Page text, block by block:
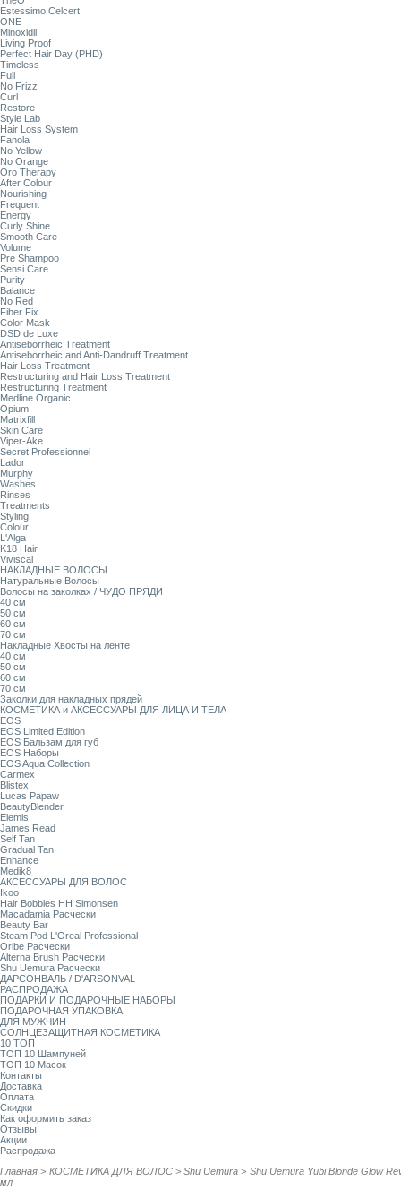
Estessimo Celcert
ONE
Minoxidil
Living Proof
Perfect Hair Day (PHD)
Timeless
Full
No Frizz
Curl
Restore
Style Lab
Hair Loss System
Fanola
No Yellow
No Orange
Oro Therapy
After Colour
Nourishing
Frequent
Energy
Curly Shine
Smooth Care
Volume
Pre Shampoo
Sensi Care
Purity
Balance
No Red
Fiber Fix
Color Mask
DSD de Luxe
Antiseborrheic Treatment
Antiseborrheic and Anti-Dandruff Treatment
Hair Loss Treatment
Restructuring and Hair Loss Treatment
Restructuring Treatment
Medline Organic
Opium
Matrixfill
Skin Care
Viper-Ake
Secret Professionnel
Lador
Murphy
Washes
Rinses
Treatments
Styling
Colour
L'Alga
K18 Hair
Viviscal
НАКЛАДНЫЕ ВОЛОСЫ
Натуральные Волосы
Волосы на заколках / ЧУДО ПРЯДИ
40 см
50 см
60 см
70 см
Накладные Хвосты на ленте
40 см
50 см
60 см
70 см
Заколки для накладных прядей
КОСМЕТИКА и АКСЕССУАРЫ ДЛЯ ЛИЦА И ТЕЛА
EOS
EOS Limited Edition
EOS Бальзам для губ
EOS Наборы
EOS Aqua Collection
Carmex
Blistex
Lucas Papaw
BeautyBlender
Elemis
James Read
Self Tan
Gradual Tan
Enhance
Medik8
АКСЕССУАРЫ ДЛЯ ВОЛОС
Ikoo
Hair Bobbles HH Simonsen
Macadamia Расчески
Beauty Bar
Steam Pod L'Oreal Professional
Oribe Расчески
Alterna Brush Расчески
Shu Uemura Расчески
ДАРСОНВАЛЬ / D'ARSONVAL
РАСПРОДАЖА
ПОДАРКИ И ПОДАРОЧНЫЕ НАБОРЫ
ПОДАРОЧНАЯ УПАКОВКА
ДЛЯ МУЖЧИН
СОЛНЦЕЗАЩИТНАЯ КОСМЕТИКА
10 ТОП
ТОП 10 Шампуней
ТОП 10 Масок
Контакты
Доставка
Оплата
Скидки
Как оформить заказ
Отзывы
Акции
Распродажа
Главная > КОСМЕТИКА ДЛЯ ВОЛОС > Shu Uemura > Shu Uemura Yubi Blonde Glow
мл